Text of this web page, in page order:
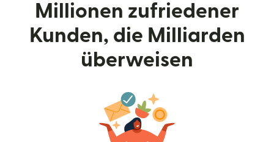
Millionen zufriedener
Kunden, die Milliarden
überweisen